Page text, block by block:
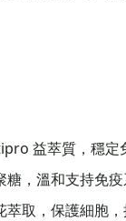
益萃質，穩
，溫和支持免
萃取，保護細胞